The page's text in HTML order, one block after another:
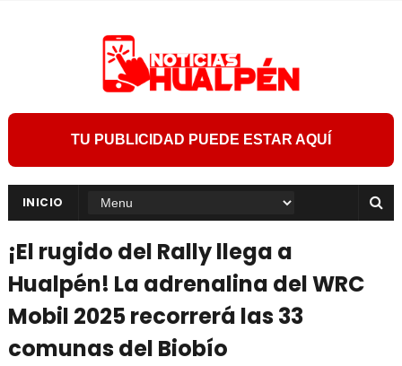
TU PUBLICIDAD PUEDE ESTAR AQUÍ
INICIO
¡El rugido del Rally llega a
Hualpén! La adrenalina del WRC
Mobil 2025 recorrerá las 33
comunas del Biobío